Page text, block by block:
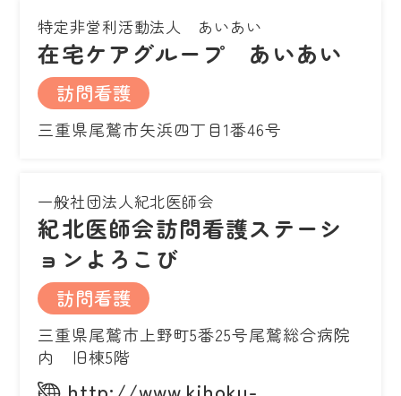
特定非営利活動法人 あいあい
在宅ケアグループ あいあい
訪問看護
三重県尾鷲市矢浜四丁目1番46号
一般社団法人紀北医師会
紀北医師会訪問看護ステーシ
ョンよろこび
訪問看護
三重県尾鷲市上野町5番25号尾鷲総合病院
内 旧棟5階